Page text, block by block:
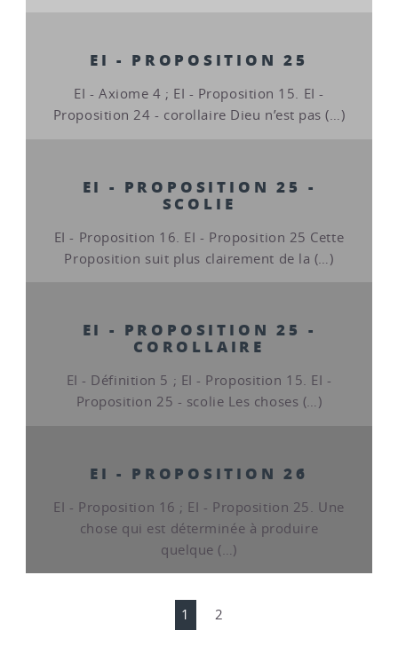
EI - PROPOSITION 25
EI - Axiome 4 ; EI - Proposition 15. EI -
Proposition 24 - corollaire Dieu n’est pas (…)
EI - PROPOSITION 25 -
SCOLIE
EI - Proposition 16. EI - Proposition 25 Cette
Proposition suit plus clairement de la (…)
EI - PROPOSITION 25 -
COROLLAIRE
EI - Définition 5 ; EI - Proposition 15. EI -
Proposition 25 - scolie Les choses (…)
EI - PROPOSITION 26
EI - Proposition 16 ; EI - Proposition 25. Une
chose qui est déterminée à produire
quelque (…)
1 2